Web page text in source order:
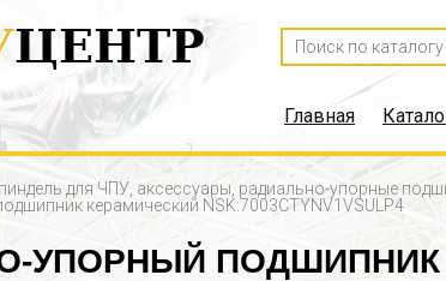
ЦЕНТР
Главная
для ЧПУ, аксессуары, радиально-упорные
керамический NSK:7003CTYNV1VSULP4
УПОРНЫЙ ПОДШИПНИК